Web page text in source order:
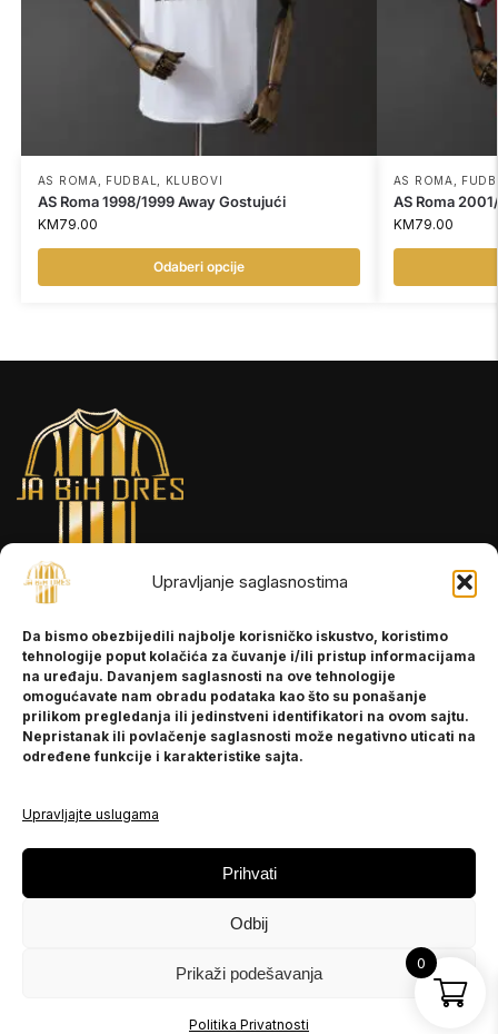
Upravljanje saglasnostima
Da bismo obezbijedili najbolje korisničko iskustvo, koristimo
tehnologije poput kolačića za čuvanje i/ili pristup informacijama
na uređaju. Davanjem saglasnosti na ove tehnologije
omogućavate nam obradu podataka kao što su ponašanje
prilikom pregledanja ili jedinstveni identifikatori na ovom sajtu.
Nepristanak ili povlačenje saglasnosti može negativno uticati na
određene funkcije i karakteristike sajta.
Upravljajte uslugama
Prihvati
Odbij
Prikaži podešavanja
Politika Privatnosti
AS ROMA FUDBAL KLUBOVI
AS Roma 1998/1999 Away Gostujući
KM79.00
Odaberi opcije
AS ROMA
AS Roma
KM79.00
INFORMACIJE
O nama
Kontakt
POMOĆ
Politika privatnosti
PRATITE NAS
Instagram
0